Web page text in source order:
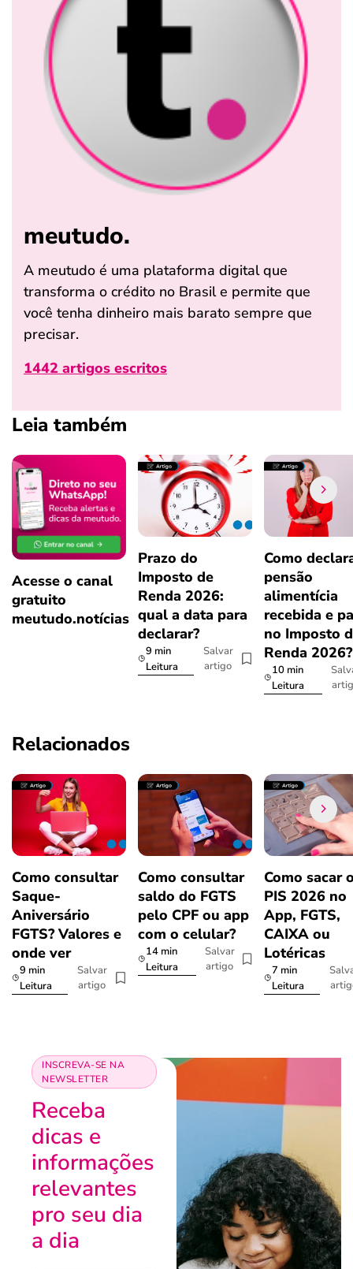
meutudo.
A meutudo é uma plataforma digital que
transforma o crédito no Brasil e permite que
você tenha dinheiro mais barato sempre que
precisar.
1442 artigos escritos
Leia também
Acesse o canal
gratuito
meutudo.notícias
Prazo do
Imposto de
Renda 2026:
qual a data para
declarar?
9 min
Leitura
Salvar
artigo
Como
pensão
alimentícia
recebida e
no Imposto
Renda
10 min
Leitura
Relacionados
Como consultar
Saque-
Aniversário
FGTS? Valores e
onde ver
9 min
Leitura
Salvar
artigo
Como consultar
saldo do FGTS
pelo CPF ou app
com o celular?
14 min
Leitura
Salvar
artigo
Como sacar
PIS 2026 no
App, FGTS,
CAIXA ou
Lotéricas
7 min
Leitura
INSCREVA-SE NA
NEWSLETTER
Receba
dicas e
informações
relevantes
pro seu dia
a dia